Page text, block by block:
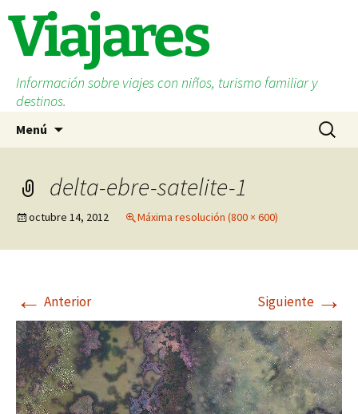
contenido
Viajares
Información sobre viajes con niños, turismo familiar y
destinos.
Menú Buscar:
delta-ebre-satelite-1
octubre 14, 2012 Máxima resolución (800 × 600)
← Anterior Siguiente →